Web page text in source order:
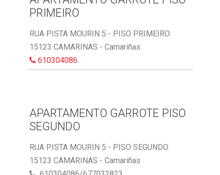
PRIMEIRO
RUA PISTA MOURIN 5 - PISO PRIMEIRO.
15123 CAMARINAS - Camariñas
610304086
APARTAMENTO GARROTE PISO
SEGUNDO
RUA PISTA MOURIN 5 - PISO SEGUNDO.
15123 CAMARINAS - Camariñas